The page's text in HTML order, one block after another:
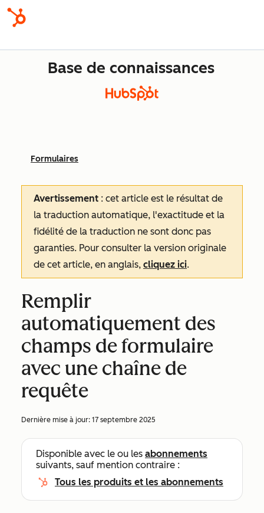
Base de connaissances
Formulaires
Avertissement : cet article est le résultat de
la traduction automatique, l'exactitude et la
fidélité de la traduction ne sont donc pas
garanties. Pour consulter la version originale
de cet article, en anglais, cliquez ici.
Remplir
automatiquement des
champs de formulaire
avec une chaîne de
requête
Dernière mise à jour: 17 septembre 2025
Disponible avec le ou les abonnements
suivants, sauf mention contraire :
Tous les produits et les abonnements